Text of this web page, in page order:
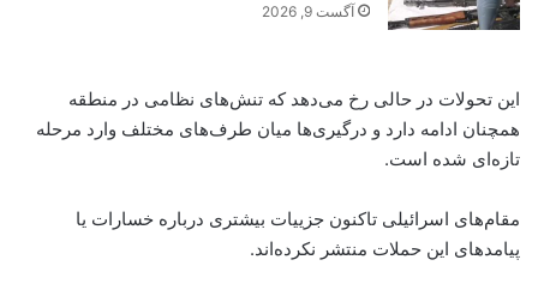
آگست 9, 2026
این تحولات در حالی رخ می‌دهد که تنش‌های نظامی در منطقه
همچنان ادامه دارد و درگیری‌ها میان طرف‌های مختلف وارد مرحله
تازه‌ای شده است.
مقام‌های اسرائیلی تاکنون جزییات بیشتری درباره خسارات یا
پیامدهای این حملات منتشر نکرده‌اند.